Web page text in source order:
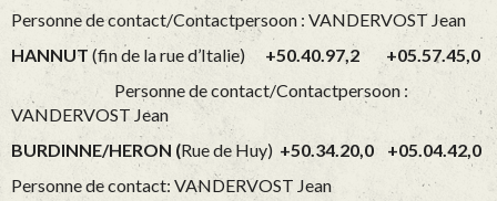
Personne de contact/Contactpersoon : VANDERVOST Jean
HANNUT (fin de la rue d’Italie) +50.40.97,2 +05.57.45,0
Personne de contact/Contactpersoon :
VANDERVOST Jean
BURDINNE/HERON (Rue de Huy) +50.34.20,0 +05.04.42,0
Personne de contact: VANDERVOST Jean